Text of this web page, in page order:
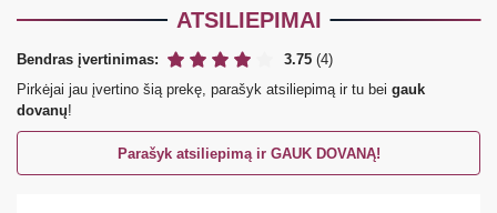
ATSILIEPIMAI
Bendras įvertinimas: 3.75 (4)
Pirkėjai jau įvertino šią prekę, parašyk atsiliepimą ir tu bei gauk
dovanų!
Parašyk atsiliepimą ir GAUK DOVANĄ!